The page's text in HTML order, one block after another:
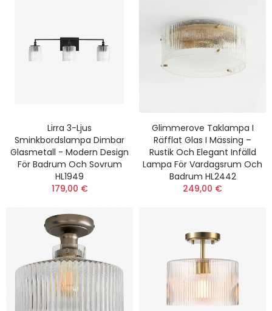
Lirra 3-Ljus
Sminkbordslampa Dimbar
Glasmetall - Modern Design
För Badrum Och Sovrum
HL1949
179,00 €
Glimmerove Taklampa I
Räfflat Glas I Mässing –
Rustik Och Elegant Infälld
Lampa För Vardagsrum Och
Badrum HL2442
249,00 €